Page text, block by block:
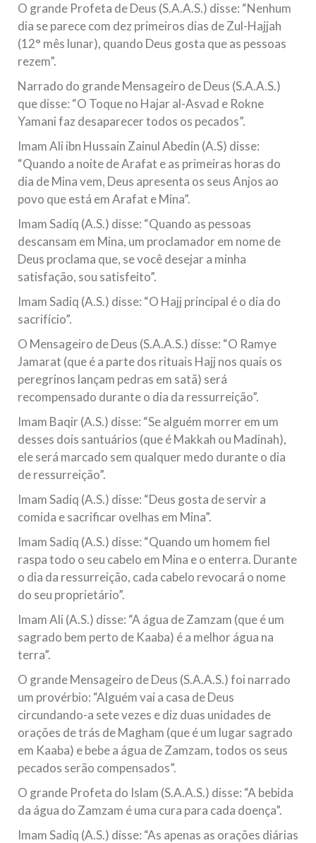
O grande Profeta de Deus (S.A.A.S.) disse: “Nenhum
dia se parece com dez primeiros dias de Zul-Hajjah
(12° mês lunar), quando Deus gosta que as pessoas
rezem”.
Narrado do grande Mensageiro de Deus (S.A.A.S.)
que disse: “O Toque no Hajar al-Asvad e Rokne
Yamani faz desaparecer todos os pecados”.
Imam Ali ibn Hussain Zainul Abedin (A.S) disse:
“Quando a noite de Arafat e as primeiras horas do
dia de Mina vem, Deus apresenta os seus Anjos ao
povo que está em Arafat e Mina”.
Imam Sadiq (A.S.) disse: “Quando as pessoas
descansam em Mina, um proclamador em nome de
Deus proclama que, se você desejar a minha
satisfação, sou satisfeito”.
Imam Sadiq (A.S.) disse: “O Hajj principal é o dia do
sacrifício”.
O Mensageiro de Deus (S.A.A.S.) disse: “O Ramye
Jamarat (que é a parte dos rituais Hajj nos quais os
peregrinos lançam pedras em satã) será
recompensado durante o dia da ressurreição”.
Imam Baqir (A.S.) disse: “Se alguém morrer em um
desses dois santuários (que é Makkah ou Madinah),
ele será marcado sem qualquer medo durante o dia
de ressurreição”.
Imam Sadiq (A.S.) disse: “Deus gosta de servir a
comida e sacrificar ovelhas em Mina”.
Imam Sadiq (A.S.) disse: “Quando um homem fiel
raspa todo o seu cabelo em Mina e o enterra. Durante
o dia da ressurreição, cada cabelo revocará o nome
do seu proprietário”.
Imam Ali (A.S.) disse: “A água de Zamzam (que é um
sagrado bem perto de Kaaba) é a melhor água na
terra”.
O grande Mensageiro de Deus (S.A.A.S.) foi narrado
um provérbio: “Alguém vai a casa de Deus
circundando-a sete vezes e diz duas unidades de
orações de trás de Magham (que é um lugar sagrado
em Kaaba) e bebe a água de Zamzam, todos os seus
pecados serão compensados”.
O grande Profeta do Islam (S.A.A.S.) disse: “A bebida
da água do Zamzam é uma cura para cada doença”.
Imam Sadiq (A.S.) disse: “As apenas as orações diárias